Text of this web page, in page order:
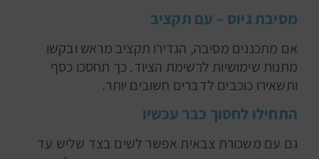
מסיבת גיוס – עם תקציב
אם מתכננים מסיבה, הגדירו תקציב מראש ובקשו
מתנות שימושיות לרשימת הציוד. כך תחסכו כסף
ותשאירו כוכבים לדברים חשובים יותר.
התחילו לחסוך כבר עכשיו
גם עם משכורת צבאית אפשר לשים בצד שליש עד